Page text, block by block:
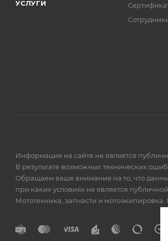
УСЛУГИ
Информация на сайте не является
В результате возможных технических
Обращаем ваше внимание на то, что
при каких условиях не является
Мототехника, запчасти и